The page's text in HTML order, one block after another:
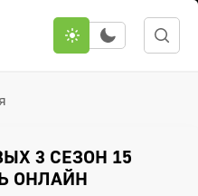
3 СЕЗОН 15
ОНЛАЙН